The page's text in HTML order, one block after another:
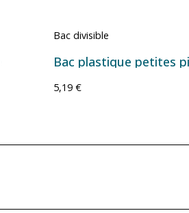
Bac divisible
5,19 €